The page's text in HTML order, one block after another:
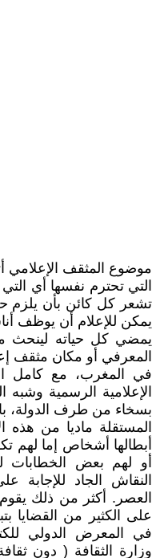
موضوع المثقف الإعلامي
التي تحترم نفسها أي
تشعر كل كائن بأن يلزم
يمكن للإعلام أن يوظف
يمضي كل حياته لينحث
المعرفي أو مكان مثقف
في المغرب، مع كامل
الإعلامية الرسمية
بسخاء من طرف الدولة،
المستقلة ماديا من هذه
أبطالها أشخاص إما
أو لهم بعض الخطابات
النقاش الجاد للإجابة
العصر. أكثر من ذلك يقوم
على الكثير من القضايا
في المعرض الدولي
وزارة الثقافة ( دون